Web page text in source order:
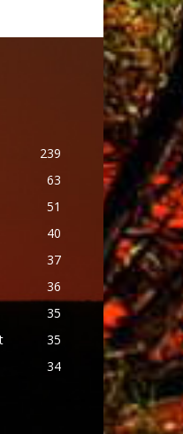
239
63
51
40
37
36
35
35
34